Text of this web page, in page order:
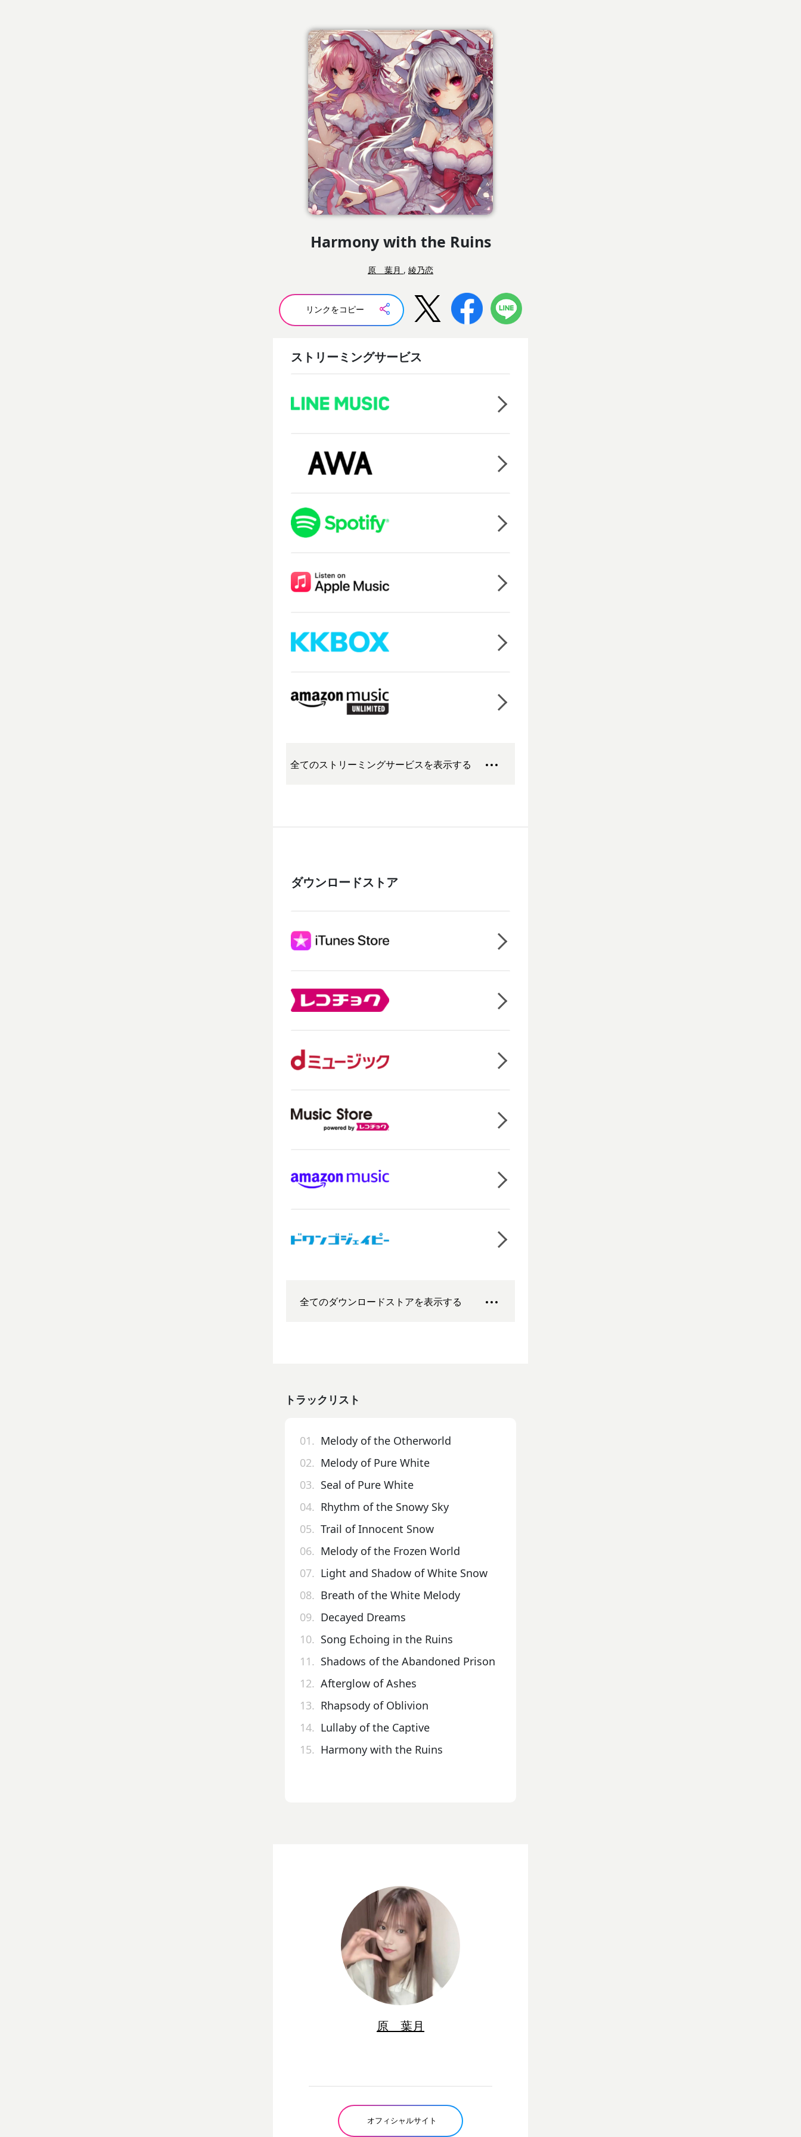
Harmony with the Ruins
原 葉月 , 綾乃恋
リンクをコピー
ストリーミングサービス
全てのストリーミングサービスを表示する
ダウンロードストア
全てのダウンロードストアを表示する
トラックリスト
01. Melody of the Otherworld
02. Melody of Pure White
03. Seal of Pure White
04. Rhythm of the Snowy Sky
05. Trail of Innocent Snow
06. Melody of the Frozen World
07. Light and Shadow of White Snow
08. Breath of the White Melody
09. Decayed Dreams
10. Song Echoing in the Ruins
11. Shadows of the Abandoned Prison
12. Afterglow of Ashes
13. Rhapsody of Oblivion
14. Lullaby of the Captive
15. Harmony with the Ruins
原 葉月
オフィシャルサイト